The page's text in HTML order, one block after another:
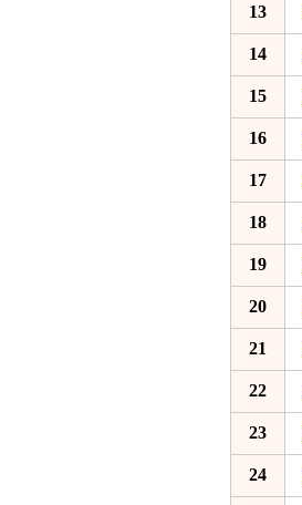
13
14
15
16
17
18
19
20
21
22
23
24